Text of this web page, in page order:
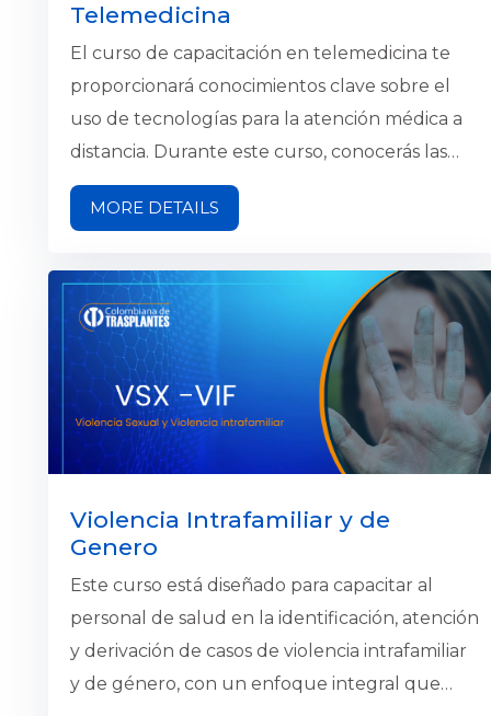
Telemedicina
El curso de capacitación en telemedicina te
proporcionará conocimientos clave sobre el
uso de tecnologías para la atención médica a
distancia. Durante este curso, conocerás las
ventajas de la telemedicina, las definiciones
oficiales del Ministerio de Salud y Protección
las diferentes modalidades de atención y
métodos de comunicación utilizados. Además,
te familiarizarás con las plataformas de
teleconsulta en Colombiana de Trasplantes y
aprenderás los conceptos de telesalud y
telemedicina. Finalmente, se te guiará a través
del procedimiento estándar de atención a
distancia.
MORE DETAILS
Violencia Intrafamiliar y de
Genero
Este curso está diseñado para capacitar al
personal de salud en la identificación, atención
y derivación de casos de violencia intrafamiliar
y de género, con un enfoque integral que